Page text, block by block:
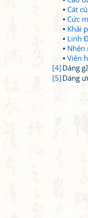
Cát
Cức
Khải
Linh
Nhện
Viên
[4] Dáng
[5] Dáng